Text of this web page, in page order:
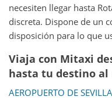
necesiten llegar hasta
discreta. Dispone de un
disposición para lo que
Viaja con Mitaxi
hasta tu destino al
AEROPUERTO DE